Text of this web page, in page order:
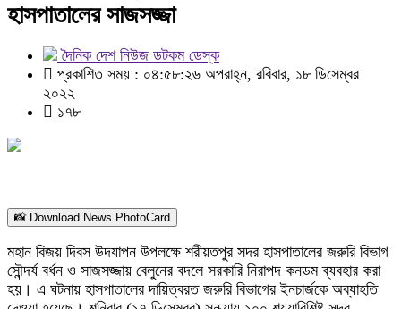
হাসপাতালের সাজসজ্জা
দৈনিক দেশ নিউজ ডটকম ডেস্ক
প্রকাশিত সময় : ০৪:৫৮:২৬ অপরাহ্ন, রবিবার, ১৮ ডিসেম্বর
২০২২
১৭৮
📸 Download News PhotoCard
মহান বিজয় দিবস উদযাপন উপলক্ষে শরীয়তপুর সদর হাসপাতালের জরুরি বিভাগ
সৌন্দর্য বর্ধন ও সাজসজ্জায় বেলুনের বদলে সরকারি নিরাপদ কনডম ব্যবহার করা
হয়। এ ঘটনায় হাসপাতালের দায়িত্বরত জরুরি বিভাগের ইনচার্জকে অব্যাহতি